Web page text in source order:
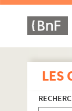
LES